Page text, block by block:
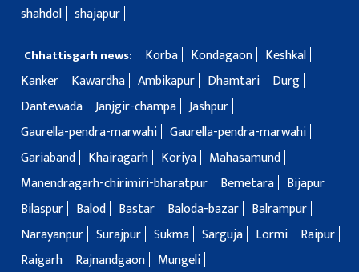
shahdol shajapur
Chhattisgarh news: Korba Kondagaon
Keshkal
Kanker
Kawardha Ambikapur Dhamtari
Durg
Dantewada Janjgir-champa Jashpur
Gaurella-pendra-marwahi Gaurella-pendra-marwahi
Gariaband
Khairagarh Koriya
Mahasamund
Manendragarh-chirimiri-bharatpur
Bemetara
Bijapur
Bilaspur
Balod Bastar Baloda-bazar
Balrampur
Narayanpur Surajpur Sukma Sarguja Lormi
Raipur
Raigarh
Rajnandgaon Mungeli